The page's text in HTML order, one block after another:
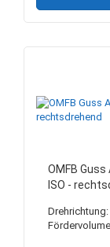
OMFB
ISO -